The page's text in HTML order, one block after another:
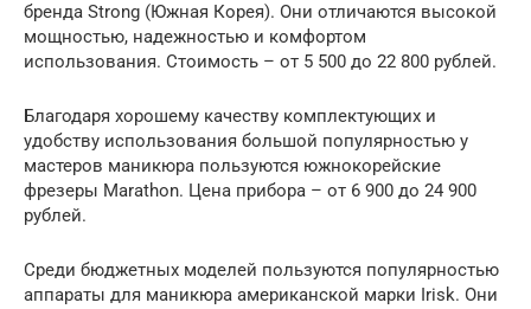
бренда Strong (Южная Корея). Они отличаются высокой
мощностью, надежностью и комфортом
использования. Стоимость – от 5 500 до 22 800 рублей.
Благодаря хорошему качеству комплектующих и
удобству использования большой популярностью у
мастеров маникюра пользуются южнокорейские
фрезеры Marathon. Цена прибора – от 6 900 до 24 900
рублей.
Среди бюджетных моделей пользуются популярностью
аппараты для маникюра американской марки Irisk. Они